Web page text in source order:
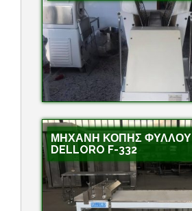
ΜΗΧΑΝΗ ΚΟΠΗΣ ΦΥΛΛΟΥ
DELLORO F-332